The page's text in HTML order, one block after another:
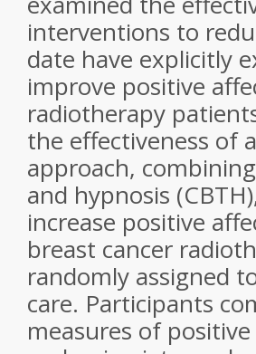
interventions to
date have explicitly
improve positive
radiotherapy
the effectiveness of
approach,
and hypnosis
increase positive
breast cancer
randomly assigned
care. Participants
measures of